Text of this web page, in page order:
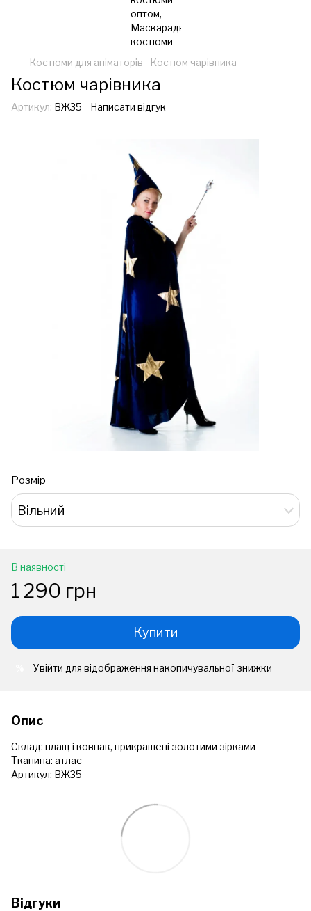
Костюми для аніматорів Костюм чарівника
Костюм чарівника
Артикул: ВЖ35 Написати відгук
Розмір
Вільний
В наявності
1 290 грн
Купити
Увійти для відображення накопичувальної знижки
Опис
Склад: плащ і ковпак, прикрашені золотими зірками
Тканина: атлас
Артикул: ВЖ35
Відгуки